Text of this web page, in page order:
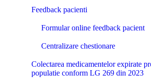
Feedback pacienti
Formular online feedback pacient
Centralizare chestionare
Colectarea medicamentelor expirate
populatie conform LG 269 din 2023